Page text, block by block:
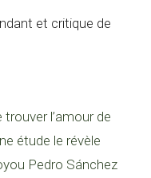
et critique de
l’amour de
étude le révèle
Pedro Sánchez